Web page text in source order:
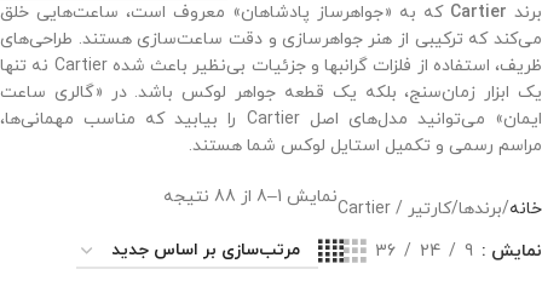
برند Cartier که به «جواهرساز پادشاهان» معروف است، ساعت‌هایی خلق
می‌کند که ترکیبی از هنر جواهرسازی و دقت ساعت‌سازی هستند. طراحی‌های
ظریف، استفاده از فلزات گرانبها و جزئیات بی‌نظیر باعث شده Cartier نه تنها
یک ابزار زمان‌سنج، بلکه یک قطعه جواهر لوکس باشد. در «گالری ساعت
ایمان» می‌توانید مدل‌های اصل Cartier را بیابید که مناسب مهمانی‌ها،
مراسم رسمی و تکمیل استایل لوکس شما هستند.
خانه برندها کارتیر / Cartier
نمایش 1–8 از 88 نتیجه
نمایش 9
24
36